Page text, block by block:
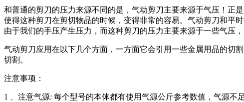
和普通的剪刀的压力来源不同的是，气动剪刀主要来源于气压！正
使得这种剪刀在剪切物品的时候，变得非常的容易。气动剪刀和平
由于我们的手压产生压力，而这种剪刀的压力主要来源于一些气压
气动剪刀应用在以下几个方面，一方面它会引用一些金属用品的切
切割。
注意事项：
1 、注意气源: 每个型号的本体都有使用气源公斤参考数值，气源不